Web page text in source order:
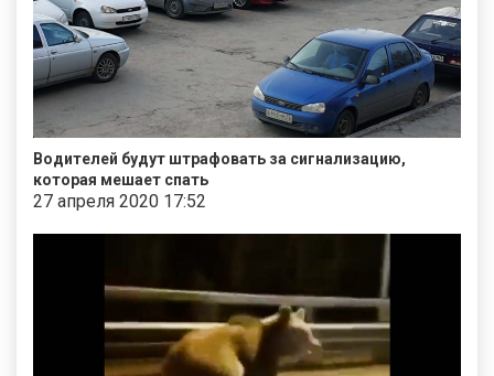
Водителей будут штрафовать за сигнализацию,
которая мешает спать
27 апреля 2020 17:52